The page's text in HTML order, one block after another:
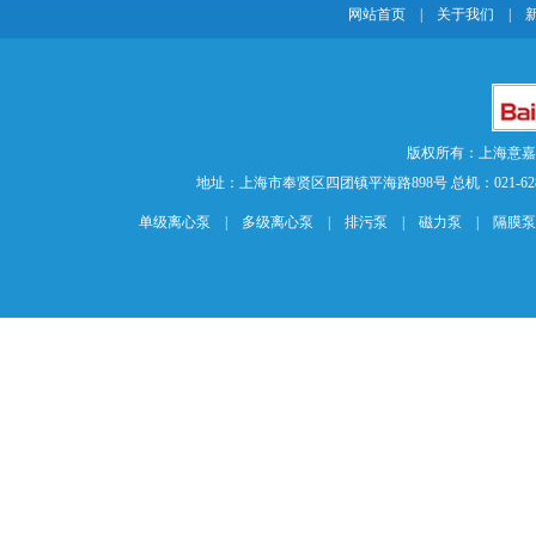
网站首页 关于我们
版权所有：上海意
地址：上海市奉贤区四团镇平海路898号 总机：021-
单级离心泵 多级离心泵 排污泵 磁力泵 隔膜泵